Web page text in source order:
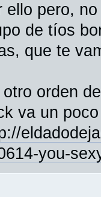
ello pero,
de tíos
que te
otro orden
va un
you-